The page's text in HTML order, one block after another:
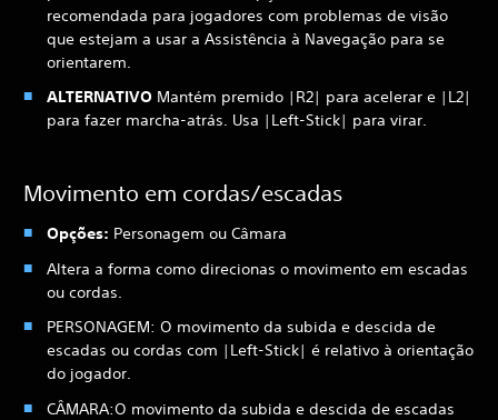
recomendada para jogadores com problemas de visão
que estejam a usar a Assistência à Navegação para se
orientarem.
ALTERNATIVO Mantém premido |R2| para acelerar e |L2|
para fazer marcha-atrás. Usa |Left-Stick| para virar.
Movimento em cordas/escadas
Opções: Personagem ou Câmara
Altera a forma como direcionas o movimento em escadas
ou cordas.
PERSONAGEM: O movimento da subida e descida de
escadas ou cordas com |Left-Stick| é relativo à orientação
do jogador.
CÂMARA:O movimento da subida e descida de escadas